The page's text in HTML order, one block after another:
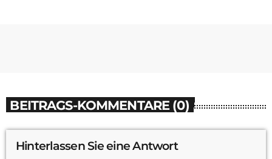
BEITRAGS-KOMMENTARE (0)
Hinterlassen Sie eine Antwort